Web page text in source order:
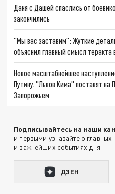
Даня с Дашей спаслись от
закончились
"Мы вас заставим": Жуткие
объяснил главный смысл теракта
Новое масштабнейшее
Путину. "Львов Кима" поставят на
Запорожьем
Подписывайтесь на наши
и первыми узнавайте о главных
и важнейших событиях дня.
ДЗЕН